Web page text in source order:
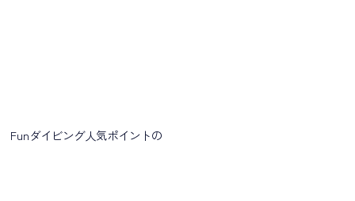
Funダイビング人気ポイントの